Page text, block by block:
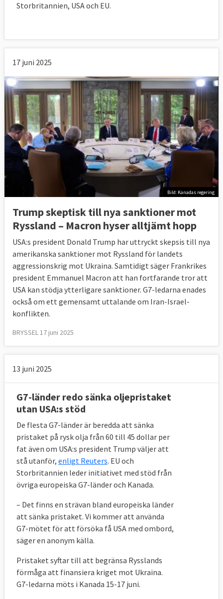
Storbritannien, USA och EU.
17 juni 2025
Bild: Kanadas regering
Trump skeptisk till nya sanktioner mot
Ryssland – Macron hyser alltjämt hopp
USA:s president Donald Trump har uttryckt skepsis till nya
amerikanska sanktioner mot Ryssland för landets
aggressionskrig mot Ukraina. Samtidigt säger Frankrikes
president Emmanuel Macron att han fortfarande tror att
USA kan stödja ytterligare sanktioner. G7-ledarna enades
också om ett gemensamt uttalande om Iran-Israel-
konflikten.
BRYSSEL 17 juni 2025
13 juni 2025
G7-länder redo sänka oljepristaket
utan USA:s stöd
De flesta G7-länder är beredda att sänka
pristaket på rysk olja från 60 till 45 dollar per
fat även om USA:s president Trump väljer att
stå utanför, enligt Reuters. EU och
Storbritannien leder initiativet med stöd från
övriga europeiska G7-länder och Kanada.
– Det finns en strävan bland europeiska länder
att sänka pristaket. Vi kommer att använda
G7-mötet för att försöka få USA med ombord,
säger en anonym källa.
Pristaket syftar till att begränsa Rysslands
förmåga att finansiera kriget mot Ukraina.
G7-ledarna möts i Kanada 15-17 juni.